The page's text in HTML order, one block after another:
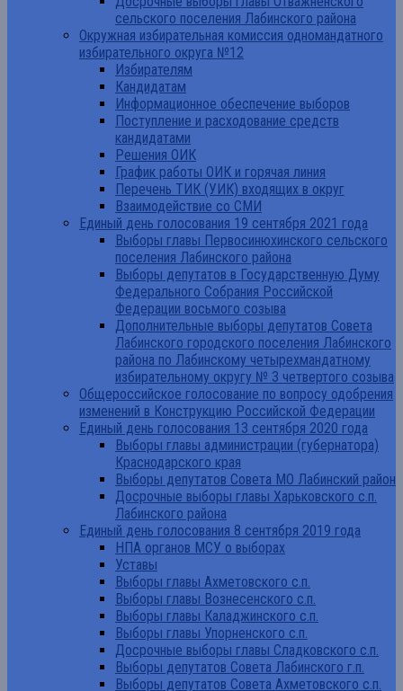
сельского поселения Лабинского района
Окружная избирательная комиссия одномандатного
избирательного округа №12
Избирателям
Кандидатам
Информационное обеспечение выборов
Поступление и расходование средств
кандидатами
Решения ОИК
График работы ОИК и горячая линия
Перечень ТИК (УИК) входящих в округ
Взаимодействие со СМИ
Единый день голосования 19 сентября 2021 года
Выборы главы Первосинюхинского сельского
поселения Лабинского района
Выборы депутатов в Государственную Думу
Федерального Собрания Российской
Федерации восьмого созыва
Дополнительные выборы депутатов Совета
Лабинского городского поселения Лабинского
района по Лабинскому четырехмандатному
избирательному округу № 3 четвертого созыва
Общероссийское голосование по вопросу одобрения
изменений в Конструкцию Российской Федерации
Единый день голосования 13 сентября 2020 года
Выборы главы администрации (губернатора)
Краснодарского края
Выборы депутатов Совета МО Лабинский район
Досрочные выборы главы Харьковского с.п.
Лабинского района
Единый день голосования 8 сентября 2019 года
НПА органов МСУ о выборах
Уставы
Выборы главы Ахметовского с.п.
Выборы главы Вознесенского с.п.
Выборы главы Каладжинского с.п.
Выборы главы Упорненского с.п.
Досрочные выборы главы Сладковского с.п.
Выборы депутатов Совета Лабинского г.п.
Выборы депутатов Совета Ахметовского с.п.